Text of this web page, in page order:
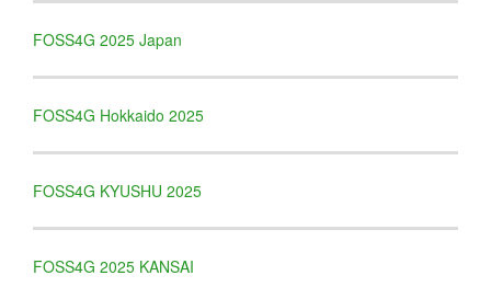
FOSS4G 2025 Japan
FOSS4G Hokkaido 2025
FOSS4G KYUSHU 2025
FOSS4G 2025 KANSAI